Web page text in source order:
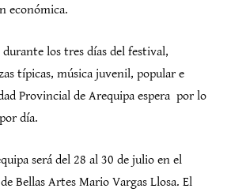
económica.
los tres días del festival,
típicas, música juvenil, popular e
Provincial de Arequipa espera por lo
día.
será del 28 al 30 de julio en el
Bellas Artes Mario Vargas Llosa. El